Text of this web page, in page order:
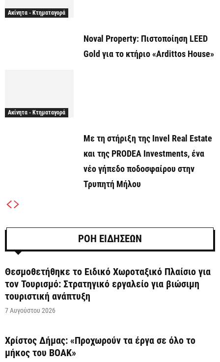
Ακίνητα - Κτηματαγορά
Noval Property: Πιστοποίηση LEED
Gold για το κτήριο «Ardittos House»
Ακίνητα - Κτηματαγορά
Με τη στήριξη της Invel Real Estate
και της PRODEA Investments, ένα
νέο γήπεδο ποδοσφαίρου στην
Τρυπητή Μήλου
ΡΟΗ ΕΙΔΗΣΕΩΝ
Θεσμοθετήθηκε το Ειδικό Χωροταξικό Πλαίσιο για
τον Τουρισμό: Στρατηγικό εργαλείο για βιώσιμη
τουριστική ανάπτυξη
7 Αυγούστου 2026
Χρίστος Δήμας: «Προχωρούν τα έργα σε όλο το
μήκος του ΒΟΑΚ»